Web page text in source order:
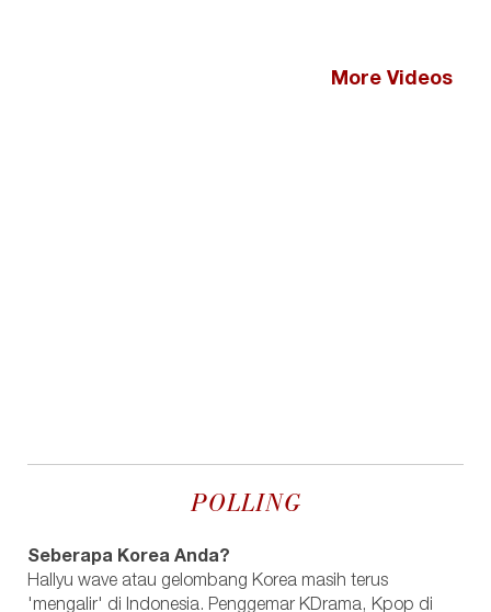
More Videos
POLLING
Seberapa Korea Anda?
Hallyu wave atau gelombang Korea masih terus
'mengalir' di Indonesia. Penggemar KDrama, Kpop di